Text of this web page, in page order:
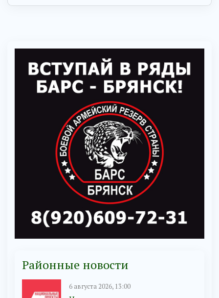
Районные новости
6 августа 2026, 13:00